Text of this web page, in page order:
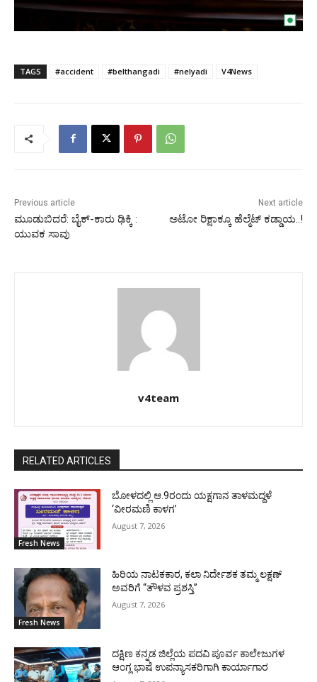
TAGS #accident #belthangadi #nelyadi V4News
Previous article
ಮೂಡುಬಿದರೆ: ಬೈಕ್-ಕಾರು ಢಿಕ್ಕಿ :
ಯುವಕ ಸಾವು
Next article
ಅಟೋ ರಿಕ್ಷಾಕ್ಕೂ ಹೆಲ್ಮೆಟ್ ಕಡ್ಡಾಯ..!
v4team
RELATED ARTICLES
Fresh News
ಬೋಳದಲ್ಲಿ ಆ.9ರಂದು ಯಕ್ಷಗಾನ ತಾಳಮದ್ದಳೆ
‘ವೀರಮಣಿ ಕಾಳಗ’
August 7, 2026
Fresh News
ಹಿರಿಯ ನಾಟಕಕಾರ, ಕಲಾ ನಿರ್ದೇಶಕ ತಮ್ಮ ಲಕ್ಷಣ್
ಅವರಿಗೆ “ತೌಳವ ಪ್ರಶಸ್ತಿ”
August 7, 2026
ದಕ್ಷಿಣ ಕನ್ನಡ ಜಿಲ್ಲೆಯ ಪದವಿ ಪೂರ್ವ ಕಾಲೇಜುಗಳ
ಆಂಗ್ಲ ಭಾಷೆ ಉಪನ್ಯಾಸಕರಿಗಾಗಿ ಕಾರ್ಯಾಗಾರ